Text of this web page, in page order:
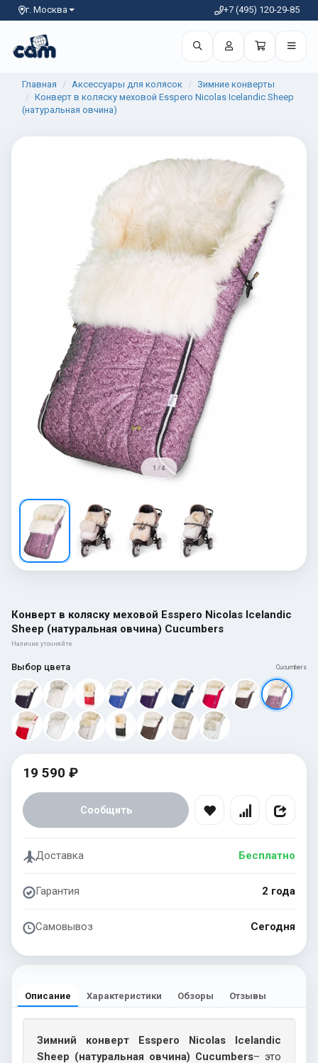
г. Москва +7 (495) 120-29-85
Главная Аксессуары для колясок
Зимние конверты
Конверт в коляску меховой Esspero Nicolas Icelandic Sheep
(натуральная овчина)
1 / 4
Конверт в коляску меховой Esspero Nicolas Icelandic
Sheep (натуральная овчина) Cucumbers
Наличие уточняйте
Выбор цвета Cucumbers
19 590 ₽
Сообщить
Доставка Бесплатно
Гарантия 2 года
Самовывоз Сегодня
Описание Характеристики Обзоры Отзывы
Зимний конверт Esspero Nicolas Icelandic
Sheep (натуральная овчина) Cucumbers– это